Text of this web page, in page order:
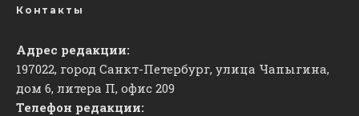
Контакты
Адрес редакции:
197022, город Санкт-Петербург, улица Чапыгина,
дом 6, литера П, офис 209
Телефон редакции: